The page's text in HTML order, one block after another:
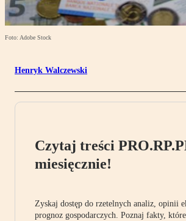
Foto: Adobe Stock
Henryk Walczewski
Czytaj treści
miesięcznie!
Zyskaj dostęp do rzetelnych analiz, opinii
prognoz gospodarczych. Poznaj fakty,